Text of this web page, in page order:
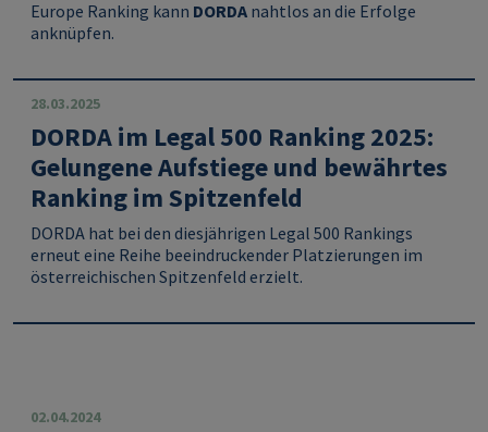
Europe Ranking kann DORDA nahtlos an die Erfolge
anknüpfen.
28.03.2025
DORDA im Legal 500 Ranking 2025:
Gelungene Aufstiege und bewährtes
Ranking im Spitzenfeld
DORDA hat bei den diesjährigen Legal 500 Rankings
erneut eine Reihe beeindruckender Platzierungen im
österreichischen Spitzenfeld erzielt.
02.04.2024